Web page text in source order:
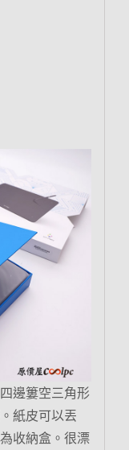
邊簍空三角形
紙皮可以丟
收納盒。很漂